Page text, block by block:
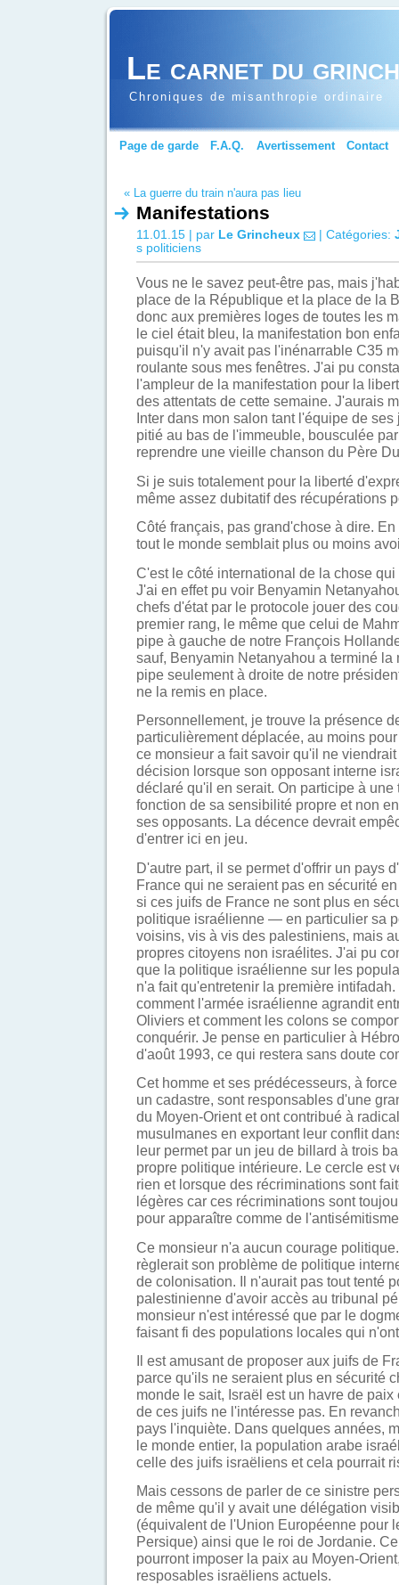
Le carnet du
Chroniques de misanthropie ordinaire
Page de garde F.A.Q. Avertissement Contact
« La guerre du train n'aura pas lieu
Manifestations
11.01.15 | par Le Grincheux | Catégories:
s politiciens
Vous ne le savez peut-être pas, mais
place de la République et la place de la
donc aux premières loges de toutes les
le ciel était bleu, la manifestation bon
puisqu'il n'y avait pas l'inénarrable C35
roulante sous mes fenêtres. J'ai pu
l'ampleur de la manifestation pour la
des attentats de cette semaine. J'aurais
Inter dans mon salon tant l'équipe de
pitié au bas de l'immeuble, bousculée
reprendre une vieille chanson du Père
Si je suis totalement pour la liberté
même assez dubitatif des récupérations
Côté français, pas grand'chose à dire.
tout le monde semblait plus ou moins
C'est le côté international de la chose
J'ai en effet pu voir Benyamin
chefs d'état par le protocole jouer des
premier rang, le même que celui de
pipe à gauche de notre François
sauf, Benyamin Netanyahou a terminé la
pipe seulement à droite de notre
ne la remis en place.
Personnellement, je trouve la présence
particulièrement déplacée, au moins
ce monsieur a fait savoir qu'il ne
décision lorsque son opposant interne
déclaré qu'il en serait. On participe à
fonction de sa sensibilité propre et non
ses opposants. La décence devrait
d'entrer ici en jeu.
D'autre part, il se permet d'offrir un pays
France qui ne seraient pas en sécurité
si ces juifs de France ne sont plus en
politique israélienne — en particulier sa
voisins, vis à vis des palestiniens, mais
propres citoyens non israélites. J'ai pu
que la politique israélienne sur les
n'a fait qu'entretenir la première
comment l'armée israélienne agrandit
Oliviers et comment les colons se
conquérir. Je pense en particulier à
d'août 1993, ce qui restera sans doute
Cet homme et ses prédécesseurs, à
un cadastre, sont responsables d'une
du Moyen-Orient et ont contribué à
musulmanes en exportant leur conflit
leur permet par un jeu de billard à trois
propre politique intérieure. Le cercle est
rien et lorsque des récriminations sont
légères car ces récriminations sont
pour apparaître comme de
Ce monsieur n'a aucun courage
règlerait son problème de politique
de colonisation. Il n'aurait pas tout tenté
palestinienne d'avoir accès au tribunal
monsieur n'est intéressé que par le
faisant fi des populations locales qui
Il est amusant de proposer aux juifs de
parce qu'ils ne seraient plus en sécurité
monde le sait, Israël est un havre de
de ces juifs ne l'intéresse pas. En
pays l'inquiète. Dans quelques années,
le monde entier, la population arabe
celle des juifs israëliens et cela pourrait
Mais cessons de parler de ce sinistre
de même qu'il y avait une délégation
(équivalent de l'Union Européenne pour
Persique) ainsi que le roi de Jordanie.
pourront imposer la paix au Moyen-
resposables israëliens actuels.